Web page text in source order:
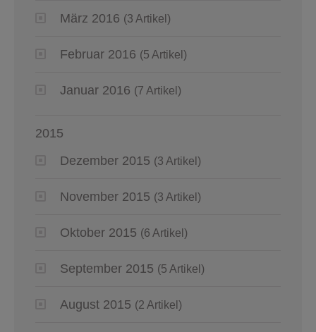
März 2016 (3 Artikel)
Februar 2016 (5 Artikel)
Januar 2016 (7 Artikel)
2015
Dezember 2015 (3 Artikel)
November 2015 (3 Artikel)
Oktober 2015 (6 Artikel)
September 2015 (5 Artikel)
August 2015 (2 Artikel)